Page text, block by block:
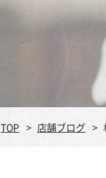
ブラ
TOP 店舗ブログ